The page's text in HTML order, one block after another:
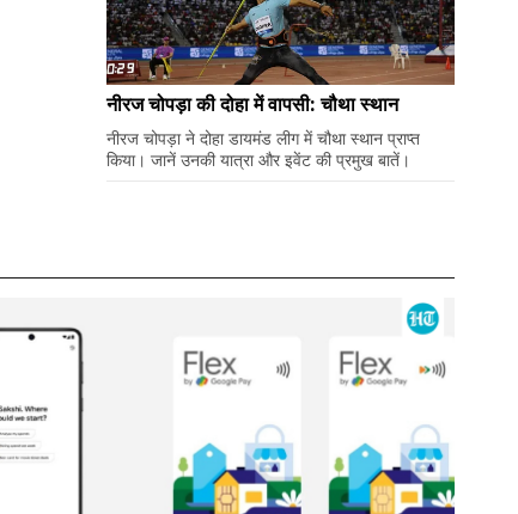
नीरज चोपड़ा की दोहा में वापसी: चौथा स्थान
नीरज चोपड़ा ने दोहा डायमंड लीग में चौथा स्थान प्राप्त
किया। जानें उनकी यात्रा और इवेंट की प्रमुख बातें।